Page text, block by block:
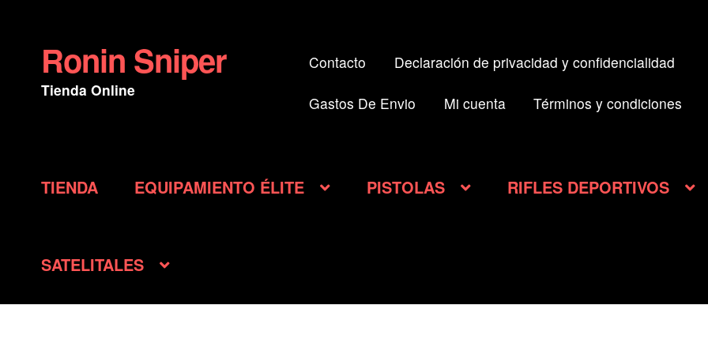
Ir
a
la
Ir
al
contenido
Ronin Sniper
Tienda Online
Contacto Declaración de privacidad y confidencialidad
Gastos De Envio Mi cuenta Términos y condiciones
TIENDA EQUIPAMIENTO ÉLITE PISTOLAS RIFLES DEPORTIVOS
SATELITALES